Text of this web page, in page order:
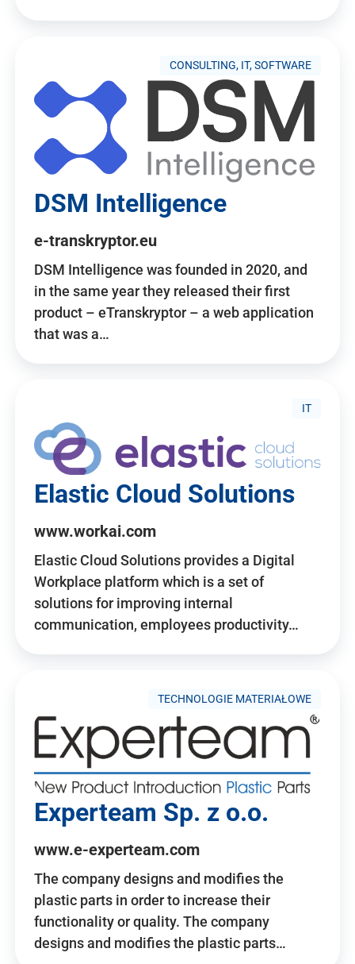
CONSULTING, IT, SOFTWARE
DSM Intelligence
e-transkryptor.eu
DSM Intelligence was founded in 2020, and
in the same year they released their first
product – eTranskryptor – a web application
that was a…
IT
Elastic Cloud Solutions
www.workai.com
Elastic Cloud Solutions provides a Digital
Workplace platform which is a set of
solutions for improving internal
communication, employees productivity…
TECHNOLOGIE MATERIAŁOWE
Experteam Sp. z o.o.
www.e-experteam.com
The company designs and modifies the
plastic parts in order to increase their
functionality or quality. The company
designs and modifies the plastic parts…